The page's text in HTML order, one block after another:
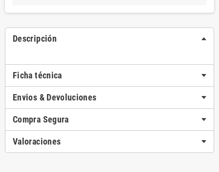
Descripción
Ficha técnica
Envios & Devoluciones
Compra Segura
Valoraciones